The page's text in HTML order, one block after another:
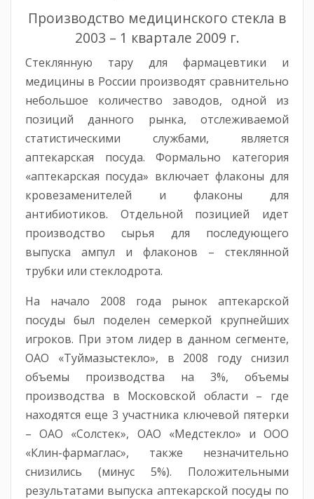
Производство медицинского стекла в
2003 – 1 квартале 2009 г.
Стеклянную тару для фармацевтики и
медицины в России производят сравнительно
небольшое количество заводов, одной из
позиций данного рынка, отслеживаемой
статистическими службами, является
аптекарская посуда. Формально категория
«аптекарская посуда» включает флаконы для
кровезаменителей и флаконы для
антибиотиков. Отдельной позицией идет
производство сырья для последующего
выпуска ампул и флаконов – стеклянной
трубки или стеклодрота.
На начало 2008 года рынок аптекарской
посуды был поделен семеркой крупнейших
игроков. При этом лидер в данном сегменте,
ОАО «Туймазыстекло», в 2008 году снизил
объемы производства на 3%, объемы
производства в Московской области – где
находятся еще 3 участника ключевой пятерки
– ОАО «Солстек», ОАО «Медстекло» и ООО
«Клин-фармаглас», также незначительно
снизились (минус 5%). Положительными
результатами выпуска аптекарской посуды по